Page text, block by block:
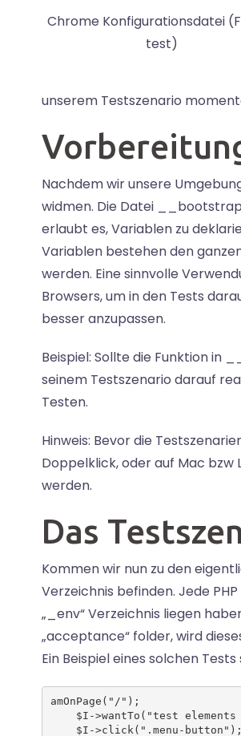
Chrome Konfigurationsdatei
test)
unserem Testszenario
Nachdem wir unsere
widmen. Die Datei
erlaubt es, Variablen zu
Variablen bestehen den
werden. Eine sinnvolle
Browsers, um in den Tests
besser anzupassen.
Beispiel: Sollte die Funktion in
seinem Testszenario darauf
Testen.
Hinweis: Bevor die
Doppelklick, oder auf Mac
werden.
Das
Kommen wir nun zu den
Verzeichnis befinden. Jede
„_env“ Verzeichnis liegen
„acceptance“ folder, wird
Ein Beispiel eines solchen
amOnPage("/");
$I->wantTo("test
    $I->click(".menu-button");